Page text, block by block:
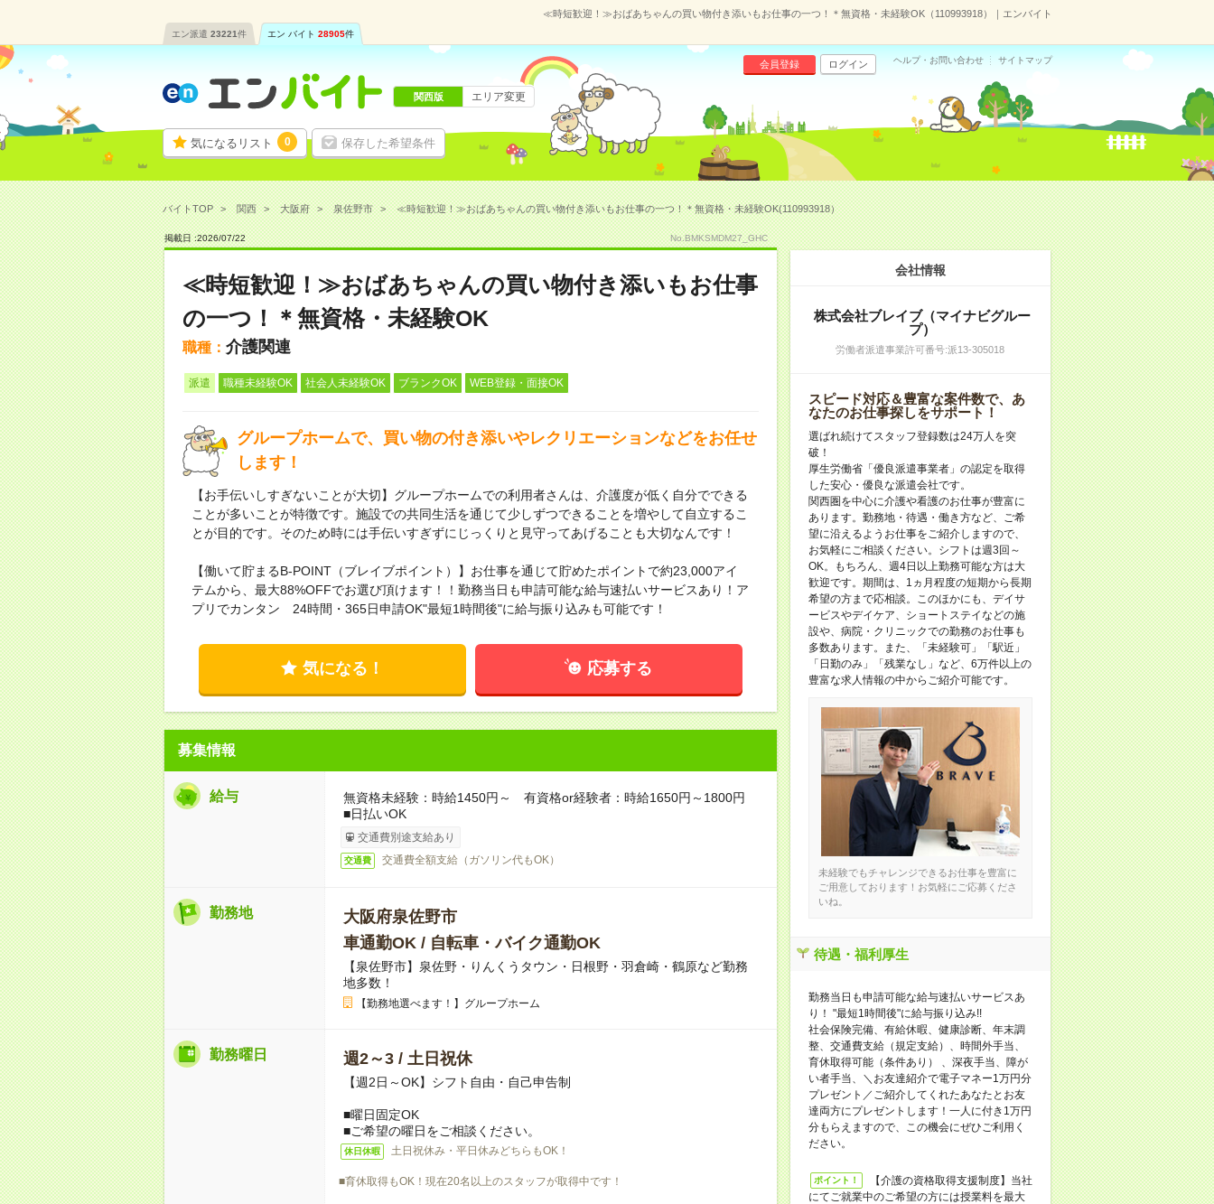
≪時短歓迎！≫おばあちゃんの買い物付き添いもお仕事の一つ！＊無資格・未経験OK（110993918）｜エンバイト
エン派遣 23221件 エン バイト 28905件
気になるリスト 0 保存した希望条件
会員登録 ログイン ヘルプ・お問い合わせ サイトマップ
関西版 エリア変更
バイトTOP 関西 大阪府 泉佐野市 ≪時短歓迎！≫おばあちゃんの買い物付き添いもお仕事の一つ！＊無資格・未経験OK(110993918）
掲載日 :2026/07/22 No.BMKSMDM27_GHC
≪時短歓迎！≫おばあちゃんの買い物付き添いもお仕事
の一つ！＊無資格・未経験OK
職種： 介護関連
派遣 職種未経験OK 社会人未経験OK ブランクOK WEB登録・面接OK
グループホームで、買い物の付き添いやレクリエーションなどをお任せ
します！
【お手伝いしすぎないことが大切】グループホームでの利用者さんは、介護度が低く自分でできる
ことが多いことが特徴です。施設での共同生活を通じて少しずつできることを増やして自立するこ
とが目的です。そのため時には手伝いすぎずにじっくりと見守ってあげることも大切なんです！
【働いて貯まるB-POINT（ブレイブポイント）】お仕事を通じて貯めたポイントで約23,000アイ
テムから、最大88%OFFでお選び頂けます！！勤務当日も申請可能な給与速払いサービスあり！ア
プリでカンタン 24時間・365日申請OK"最短1時間後"に給与振り込みも可能です！
気になる！ 応募する
募集情報
給与
無資格未経験：時給1450円～ 有資格or経験者：時給1650円～1800円
■日払いOK
交通費別途支給あり
交通費 交通費全額支給（ガソリン代もOK）
勤務地
大阪府泉佐野市
車通勤OK / 自転車・バイク通勤OK
【泉佐野市】泉佐野・りんくうタウン・日根野・羽倉崎・鶴原など勤務
地多数！
【勤務地選べます！】グループホーム
勤務曜日 週2～3 / 土日祝休
【週2日～OK】シフト自由・自己申告制
■曜日固定OK
■ご希望の曜日をご相談ください。
休日休暇 土日祝休み・平日休みどちらもOK！
■育休取得もOK！現在20名以上のスタッフが取得中です！
会社情報
株式会社ブレイブ（マイナビグルー
プ）
労働者派遣事業許可番号:派13-305018
スピード対応＆豊富な案件数で、あ
なたのお仕事探しをサポート！
選ばれ続けてスタッフ登録数は24万人を突
破！
厚生労働省「優良派遣事業者」の認定を取得
した安心・優良な派遣会社です。
関西圏を中心に介護や看護のお仕事が豊富に
あります。勤務地・待遇・働き方など、ご希
望に沿えるようお仕事をご紹介しますので、
お気軽にご相談ください。シフトは週3回～
OK。もちろん、週4日以上勤務可能な方は大
歓迎です。期間は、1ヵ月程度の短期から長期
希望の方まで応相談。このほかにも、デイサ
ービスやデイケア、ショートステイなどの施
設や、病院・クリニックでの勤務のお仕事も
多数あります。また、「未経験可」「駅近」
「日勤のみ」「残業なし」など、6万件以上の
豊富な求人情報の中からご紹介可能です。
未経験でもチャレンジできるお仕事を豊富に
ご用意しております！お気軽にご応募くださ
いね。
待遇・福利厚生
勤務当日も申請可能な給与速払いサービスあ
り！ "最短1時間後"に給与振り込み!!
社会保険完備、有給休暇、健康診断、年末調
整、交通費支給（規定支給）、時間外手当、
育休取得可能（条件あり） 、深夜手当、障が
い者手当、＼お友達紹介で電子マネー1万円分
プレゼント／ご紹介してくれたあなたとお友
達両方にプレゼントします！一人に付き1万円
分もらえますので、この機会にぜひご利用く
ださい。
ポイント！
【介護の資格取得支援制度】当社
にてご就業中のご希望の方には授業料を最大